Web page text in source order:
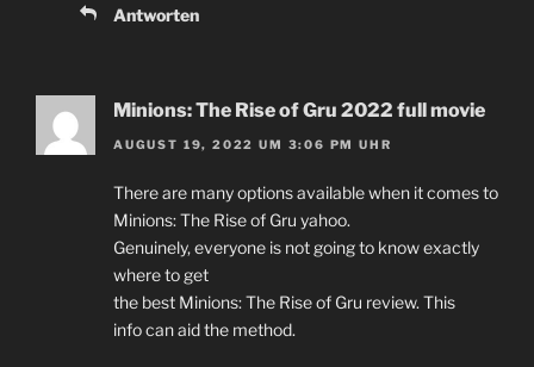
Antworten
Minions: The Rise of Gru 2022 full movie
AUGUST 19, 2022 UM 3:06 PM UHR
There are many options available when it comes to
Minions: The Rise of Gru yahoo.
Genuinely, everyone is not going to know exactly
where to get
the best Minions: The Rise of Gru review. This
info can aid the method.